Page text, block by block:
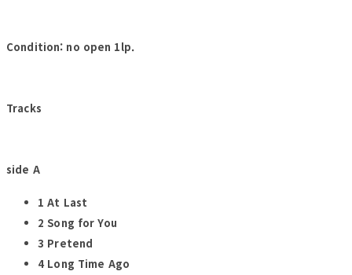
Condition: no open 1lp.
Tracks
side A
1 At Last
2 Song for You
3 Pretend
4 Long Time Ago